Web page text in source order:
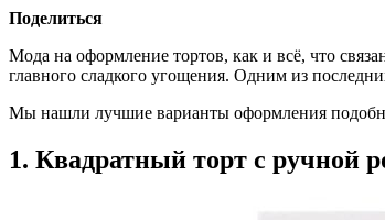
Поделиться
Мода на оформление тортов, как и всё, что
главного сладкого угощения. Одним из
Мы нашли лучшие варианты оформления
1. Квадратный торт с ручной